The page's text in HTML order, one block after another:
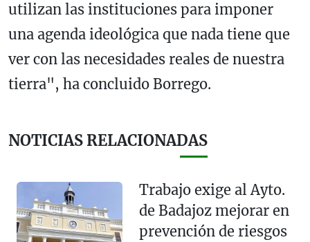
utilizan las instituciones para imponer
una agenda ideológica que nada tiene que
ver con las necesidades reales de nuestra
tierra", ha concluido Borrego.
NOTICIAS RELACIONADAS
Trabajo exige al Ayto.
de Badajoz mejorar en
prevención de riesgos